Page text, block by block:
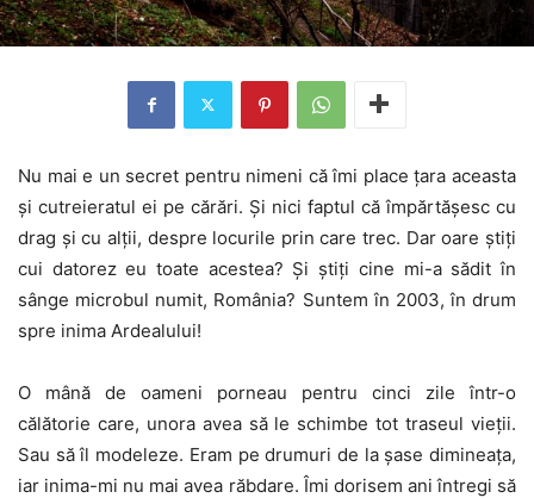
Nu mai e un secret pentru nimeni că îmi place țara aceasta
și cutreieratul ei pe cărări. Și nici faptul că împărtășesc cu
drag și cu alții, despre locurile prin care trec. Dar oare știți
cui datorez eu toate acestea? Și știți cine mi-a sădit în
sânge microbul numit, România? Suntem în 2003, în drum
spre inima Ardealului!
O mână de oameni porneau pentru cinci zile într-o
călătorie care, unora avea să le schimbe tot traseul vieții.
Sau să îl modeleze. Eram pe drumuri de la șase dimineața,
iar inima-mi nu mai avea răbdare. Îmi dorisem ani întregi să